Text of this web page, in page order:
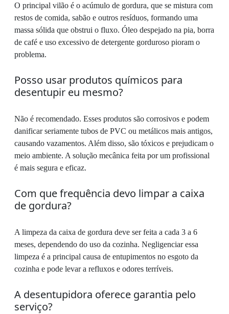
O principal vilão é o acúmulo de gordura, que se mistura com
restos de comida, sabão e outros resíduos, formando uma
massa sólida que obstrui o fluxo. Óleo despejado na pia, borra
de café e uso excessivo de detergente gorduroso pioram o
problema.
Posso usar produtos químicos para
desentupir eu mesmo?
Não é recomendado. Esses produtos são corrosivos e podem
danificar seriamente tubos de PVC ou metálicos mais antigos,
causando vazamentos. Além disso, são tóxicos e prejudicam o
meio ambiente. A solução mecânica feita por um profissional
é mais segura e eficaz.
Com que frequência devo limpar a caixa
de gordura?
A limpeza da caixa de gordura deve ser feita a cada 3 a 6
meses, dependendo do uso da cozinha. Negligenciar essa
limpeza é a principal causa de entupimentos no esgoto da
cozinha e pode levar a refluxos e odores terríveis.
A desentupidora oferece garantia pelo
serviço?